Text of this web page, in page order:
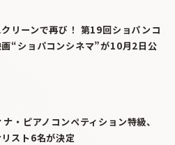
リーンで再び！ 第19回ショパンコ
“ショパコンシネマ”が10月2日公
・ピアノコンペティション特級、
スト6名が決定